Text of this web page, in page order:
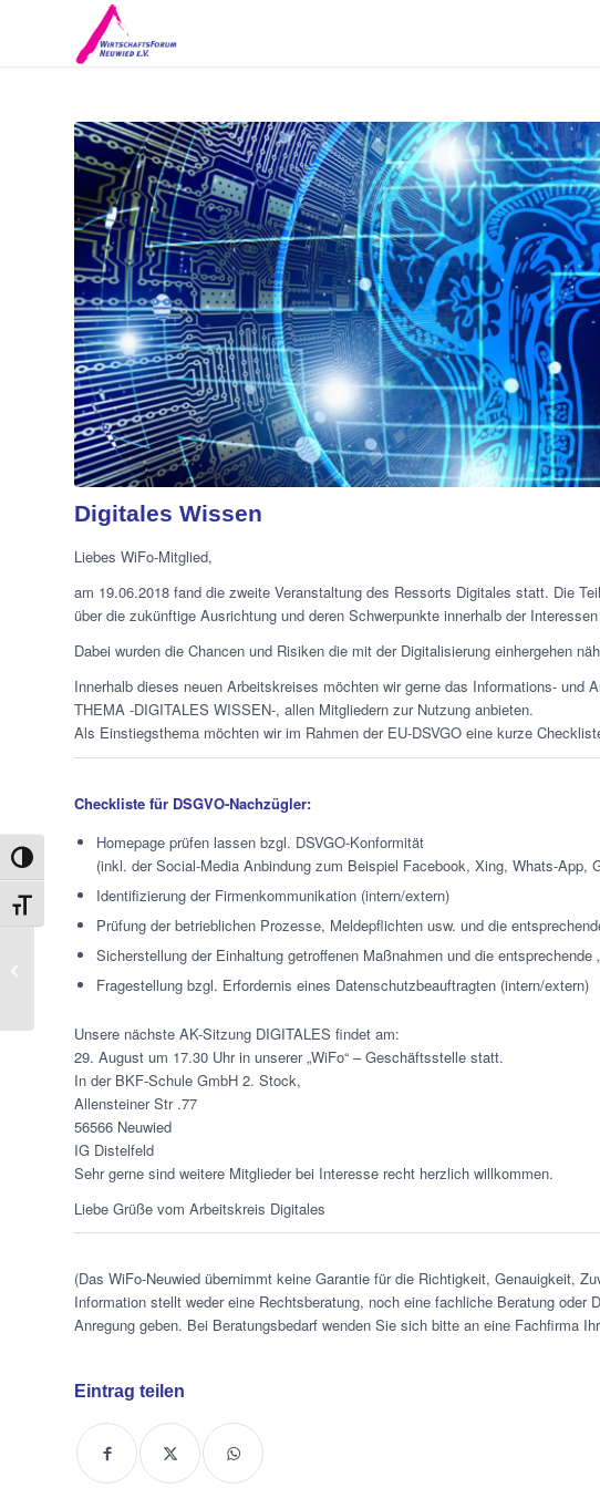
Umschalten auf hohe Kontraste
Schrift vergrößern
Digitales Wissen
Liebes WiFo-Mitglied,
am 19.06.2018 fand die zweite Veranstaltung des Ressorts Digitales statt. Die
über die zukünftige Ausrichtung und deren Schwerpunkte innerhalb der
Dabei wurden die Chancen und Risiken die mit der Digitalisierung einhergehen
Innerhalb dieses neuen Arbeitskreises möchten wir gerne das Informations- und
THEMA -DIGITALES WISSEN-, allen Mitgliedern zur Nutzung anbieten.
Als Einstiegsthema möchten wir im Rahmen der EU-DSVGO eine kurze
Checkliste für DSGVO-Nachzügler:
Homepage prüfen lassen bzgl. DSVGO-Konformität
(inkl. der Social-Media Anbindung zum Beispiel Facebook, Xing, Whats-App,
Identifizierung der Firmenkommunikation (intern/extern)
Prüfung der betrieblichen Prozesse, Meldepflichten usw. und die
Sicherstellung der Einhaltung getroffenen Maßnahmen und die entsprechende
Fragestellung bzgl. Erfordernis eines Datenschutzbeauftragten (intern/extern)
Unsere nächste AK-Sitzung DIGITALES findet am:
29. August um 17.30 Uhr in unserer „WiFo“ – Geschäftsstelle statt.
In der BKF-Schule GmbH 2. Stock,
Allensteiner Str .77
56566 Neuwied
IG Distelfeld
Sehr gerne sind weitere Mitglieder bei Interesse recht herzlich willkommen.
Liebe Grüße vom Arbeitskreis Digitales
(Das WiFo-Neuwied übernimmt keine Garantie für die Richtigkeit, Genauigkeit,
Information stellt weder eine Rechtsberatung, noch eine fachliche Beratung oder
Anregung geben. Bei Beratungsbedarf wenden Sie sich bitte an eine Fachfirma
Eintrag teilen
WiFo Schild für neues
Verkehrspädagogik